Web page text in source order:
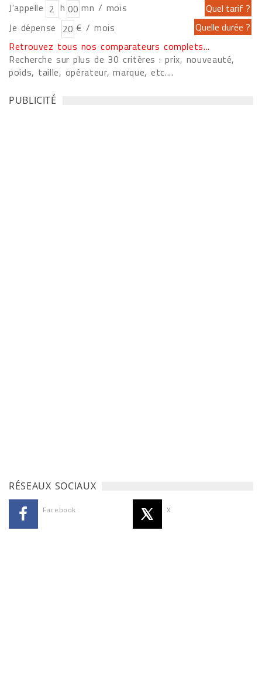
J'appelle h
mn / mois
Je dépense
€ / mois
Retrouvez tous nos comparateurs complets...
Recherche sur plus de 30 critères : prix, nouveauté,
poids, taille, opérateur, marque, etc....
PUBLICITÉ
RÉSEAUX SOCIAUX
Facebook X